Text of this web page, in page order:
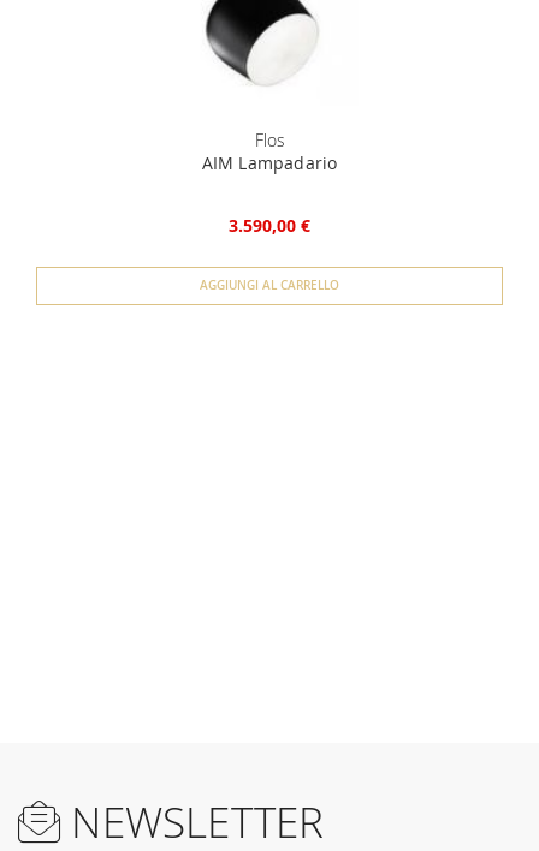
Flos
AIM Lampadario
3.590,00 €
AGGIUNGI AL CARRELLO
NEWSLETTER